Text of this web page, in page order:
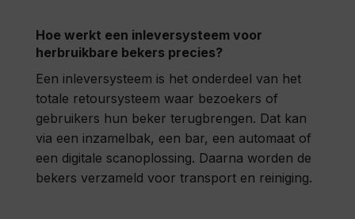
Hoe werkt een inleversysteem voor
herbruikbare bekers precies?
Een inleversysteem is het onderdeel van het
totale retoursysteem waar bezoekers of
gebruikers hun beker terugbrengen. Dat kan
via een inzamelbak, een bar, een automaat of
een digitale scanoplossing. Daarna worden de
bekers verzameld voor transport en reiniging.